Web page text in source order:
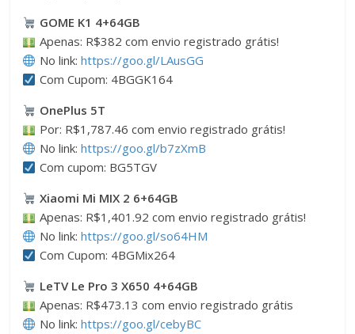
GOME K1 4+64GB
Apenas: R$382 com envio registrado grátis!
No link: https://goo.gl/LAusGG
Com Cupom: 4BGGK164
OnePlus 5T
Por: R$1,787.46 com envio registrado grátis!
No link: https://goo.gl/b7zXmB
Com cupom: BG5TGV
Xiaomi Mi MIX 2 6+64GB
Apenas: R$1,401.92 com envio registrado grátis!
No link: https://goo.gl/so64HM
Com Cupom: 4BGMix264
LeTV Le Pro 3 X650 4+64GB
Apenas: R$473.13 com envio registrado grátis
No link: https://goo.gl/cebyBC